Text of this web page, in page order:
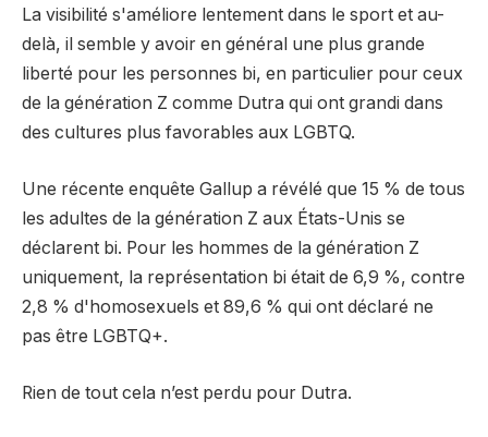
La visibilité s'améliore lentement dans le sport et au-
delà, il semble y avoir en général une plus grande
liberté pour les personnes bi, en particulier pour ceux
de la génération Z comme Dutra qui ont grandi dans
des cultures plus favorables aux LGBTQ.
Une récente enquête Gallup a révélé que 15 % de tous
les adultes de la génération Z aux États-Unis se
déclarent bi. Pour les hommes de la génération Z
uniquement, la représentation bi était de 6,9 ​​%, contre
2,8 % d'homosexuels et 89,6 % qui ont déclaré ne
pas être LGBTQ+.
Rien de tout cela n’est perdu pour Dutra.